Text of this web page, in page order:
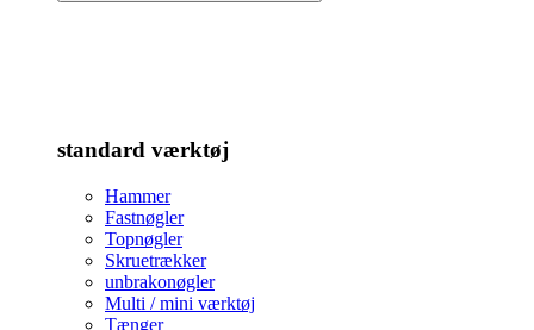
standard værktøj
Hammer
Fastnøgler
Topnøgler
Skruetrækker
unbrakonøgler
Multi / mini værktøj
Tænger